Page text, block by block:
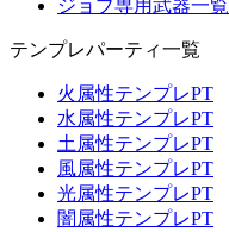
ジョブ専用武器一覧
テンプレパーティ一覧
火属性テンプレPT
水属性テンプレPT
土属性テンプレPT
風属性テンプレPT
光属性テンプレPT
闇属性テンプレPT